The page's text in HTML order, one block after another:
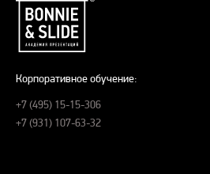
Корпоративное обучение:
+7 (495) 15-15-306
+7 (931) 107-63-32